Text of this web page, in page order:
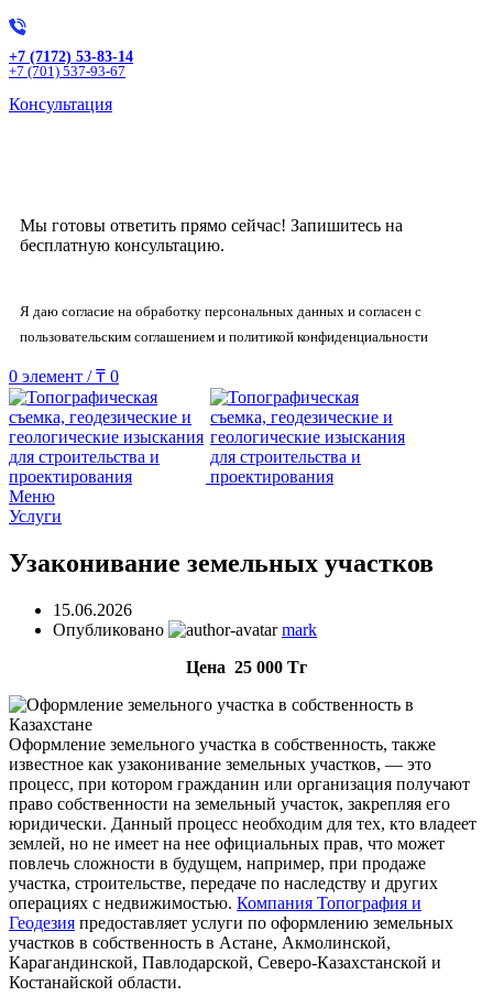
+7 (7172) 53-83-14
+7 (701) 537-93-67
Консультация
Мы готовы ответить прямо сейчас! Запишитесь на
бесплатную консультацию.
Я даю согласие на обработку персональных данных и согласен с
пользовательским соглашением и политикой конфиденциальности
0 элемент / ₸ 0
Меню
Услуги
Узаконивание земельных участков
15.06.2026
Опубликовано
mark
Цена 25 000 Тг
Оформление земельного участка в собственность, также
известное как узаконивание земельных участков, — это
процесс, при котором гражданин или организация получают
право собственности на земельный участок, закрепляя его
юридически. Данный процесс необходим для тех, кто владеет
землей, но не имеет на нее официальных прав, что может
повлечь сложности в будущем, например, при продаже
участка, строительстве, передаче по наследству и других
операциях с недвижимостью. Компания Топография и
Геодезия предоставляет услуги по оформлению земельных
участков в собственность в Астане, Акмолинской,
Карагандинской, Павлодарской, Северо-Казахстанской и
Костанайской области.